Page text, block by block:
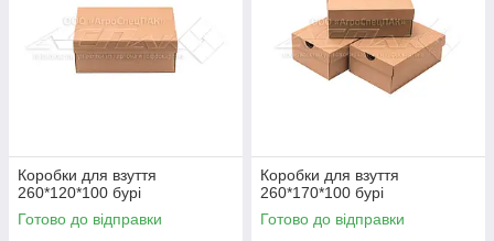
Коробки для взуття
260*120*100 бурі
Готово до відправки
Коробки для взуття
260*170*100 бурі
Готово до відправки